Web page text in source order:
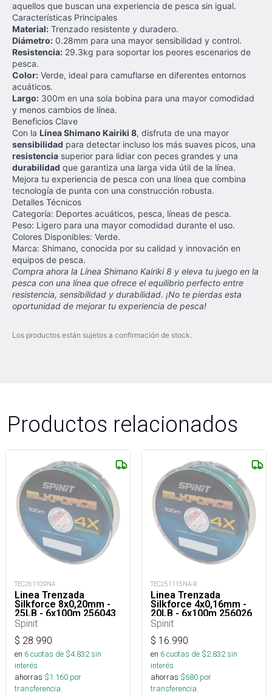
aquellos que buscan una experiencia de pesca sin igual.
Características Principales
Material: Trenzado resistente y duradero.
Diámetro: 0.28mm para una mayor sensibilidad y control.
Resistencia: 29.3kg para soportar los peores escenarios de
pesca.
Color: Verde, ideal para camuflarse en diferentes entornos
acuáticos.
Largo: 300m en una sola bobina para una mayor comodidad
y menos cambios de línea.
Beneficios Clave
Con la Línea Shimano Kairiki 8, disfruta de una mayor
sensibilidad para detectar incluso los más suaves picos, una
resistencia superior para lidiar con peces grandes y una
durabilidad que garantiza una larga vida útil de la línea.
Mejora tu experiencia de pesca con una línea que combina
tecnología de punta con una construcción robusta.
Detalles Técnicos
Categoría: Deportes acuáticos, pesca, líneas de pesca.
Peso: Ligero para una mayor comodidad durante el uso.
Colores Disponibles: Verde.
Marca: Shimano, conocida por su calidad y innovación en
equipos de pesca.
Compra ahora la Línea Shimano Kairiki 8 y eleva tu juego en la
pesca con una línea que ofrece el equilibrio perfecto entre
resistencia, sensibilidad y durabilidad. ¡No te pierdas esta
oportunidad de mejorar tu experiencia de pesca!
Los productos están sujetos a confirmación de stock.
Productos relacionados
TEC261109NA
Linea Trenzada
Silkforce 8x0,20mm -
25LB - 6x100m 256043
Spinit
$ 28.990
en 6cuotas de $4.832sin
interés
ahorras $1.160 por
transferencia.
TEC251115NA-R
Linea Trenzada
Silkforce 4x0,16mm -
20LB - 6x100m 256026
Spinit
$ 16.990
en 6cuotas de $2.832sin
interés
ahorras $680 por
transferencia.